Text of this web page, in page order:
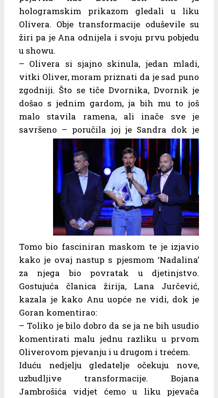
hologramskim prikazom gledali u liku
Olivera. Obje transformacije oduševile su
žiri pa je Ana odnijela i svoju prvu pobjedu
u showu.
– Olivera si sjajno skinula, jedan mladi,
vitki Oliver, moram priznati da je sad puno
zgodniji. Što se tiče Dvornika, Dvornik je
došao s jednim gardom, ja bih mu to još
malo stavila ramena, ali inače sve je
savršeno – poručila joj je Sandra dok je
Tomo bio fasciniran maskom te je izjavio
kako je ovaj nastup s pjesmom ‘Nadalina’
za njega bio povratak u djetinjstvo.
Gostujuća članica žirija, Lana Jurčević,
kazala je kako Anu uopće ne vidi, dok je
Goran komentirao:
– Toliko je bilo dobro da se ja ne bih usudio
komentirati malu jednu razliku u prvom
Oliverovom pjevanju i u drugom i trećem.
Iduću nedjelju gledatelje očekuju nove,
uzbudljive transformacije. Bojana
Jambrošića vidjet ćemo u liku pjevača